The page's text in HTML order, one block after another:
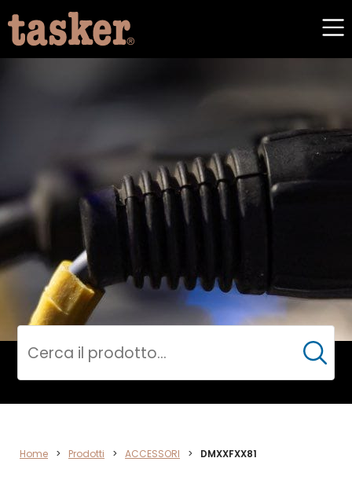
ACCESSORI
Cerca
Home > Prodotti > ACCESSORI > DMXXFXX81